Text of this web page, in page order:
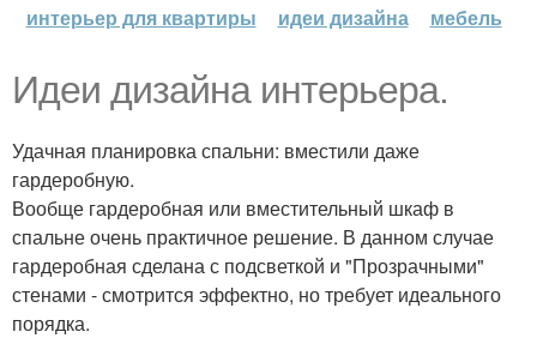
интерьер для квартиры
идеи дизайна мебель
Идеи дизайна интерьера.
Удачная планировка спальни: вместили даже
гардеробную.
Вообще гардеробная или вместительный шкаф в
спальне очень практичное решение. В данном случае
гардеробная сделана с подсветкой и "Прозрачными"
стенами - смотрится эффектно, но требует идеального
порядка.